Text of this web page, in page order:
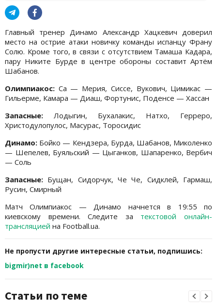
Главный тренер Динамо Александр Хацкевич доверил
место на острие атаки новичку команды испанцу Франу
Солю. Кроме того, в связи с отсутствием Тамаша Кадара,
пару Никите Бурде в центре обороны составит Артём
Шабанов.
Олимпиакос: Са — Мерия, Сиссе, Вукович, Цимикас —
Гильерме, Камара — Диаш, Фортунис, Поденсе — Хассан
Запасные: Лодыгин, Бухалакис, Натхо, Герреро,
Христодулопулос, Масурас, Торосидис
Динамо: Бойко — Кендзера, Бурда, Шабанов, Миколенко
— Шепелев, Буяльский — Цыганков, Шапаренко, Вербич
— Соль
Запасные: Бущан, Сидорчук, Че Че, Сидклей, Гармаш,
Русин, Смирный
Матч Олимпиакос — Динамо начнется в 19:55 по
киевскому времени. Следите за текстовой онлайн-
трансляцией на Football.ua.
Не пропусти другие интересные статьи, подпишись:
bigmir)net в facebook
Статьи по теме